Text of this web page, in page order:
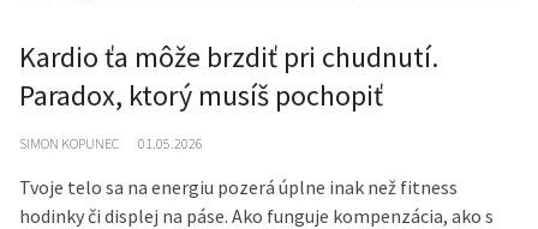
Kardio ťa môže brzdiť pri chudnutí.
Paradox, ktorý musíš pochopiť
SIMON KOPUNEC 01.05.2026
Tvoje telo sa na energiu pozerá úplne inak než fitness
hodinky či displej na páse. Ako funguje kompenzácia, ako s